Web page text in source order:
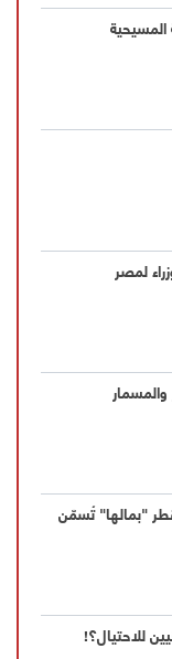
لمصر
"بمالها" تُسمّن
للاحتيال؟!